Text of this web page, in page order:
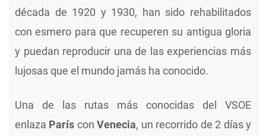
década de 1920 y 1930, han sido rehabilitados
con esmero para que recuperen su antigua gloria
y puedan reproducir una de las experiencias más
lujosas que el mundo jamás ha conocido.
Una de las rutas más conocidas del VSOE
enlaza París conVenecia, un recorrido de 2 días y